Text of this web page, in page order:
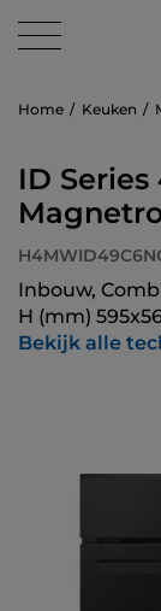
Home Keuken
ID
Inbouw,
H (mm)
Bekijk alle